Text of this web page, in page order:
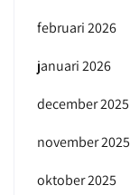
februari 2026
januari 2026
december 2025
november 2025
oktober 2025